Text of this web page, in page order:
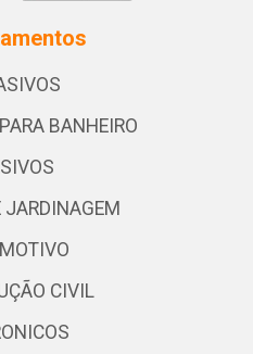
BANHEIRO
JARDINAGEM
CIVIL